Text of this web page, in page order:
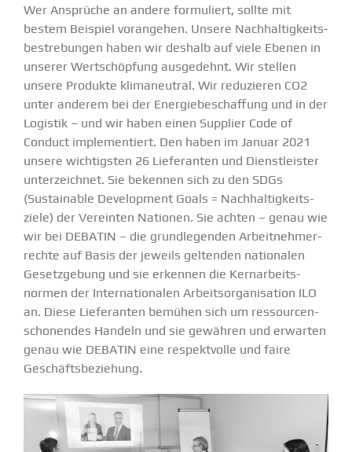
Wer Ansprüche an andere formu­liert, sollte mit
bestem Beispiel voran­gehen. Unsere Nachhal­tig­keits­
be­stre­bungen haben wir deshalb auf viele Ebenen in
unserer Wertschöpfung ausge­dehnt. Wir stellen
unsere Produkte klima­neutral. Wir reduzieren CO2
unter anderem bei der Energie­be­schaffung und in der
Logistik – und wir haben einen Supplier Code of
Conduct imple­men­tiert. Den haben im Januar 2021
unsere wichtigsten 26 Liefe­ranten und Dienst­leister
unter­zeichnet. Sie bekennen sich zu den SDGs
(Sustainable Develo­pment Goals = Nachhal­tig­keits­
ziele) der Vereinten Nationen. Sie achten – genau wie
wir bei DEBATIN – die grund­le­genden Arbeit­neh­mer­
rechte auf Basis der jeweils geltenden natio­nalen
Gesetz­gebung und sie erkennen die Kernar­beits­
normen der Inter­na­tio­nalen Arbeits­or­ga­ni­sation ILO
an. Diese Liefe­ranten bemühen sich um ressour­cen­
scho­nendes Handeln und sie gewähren und erwarten
genau wie DEBATIN eine respekt­volle und faire
Geschäftsbeziehung.